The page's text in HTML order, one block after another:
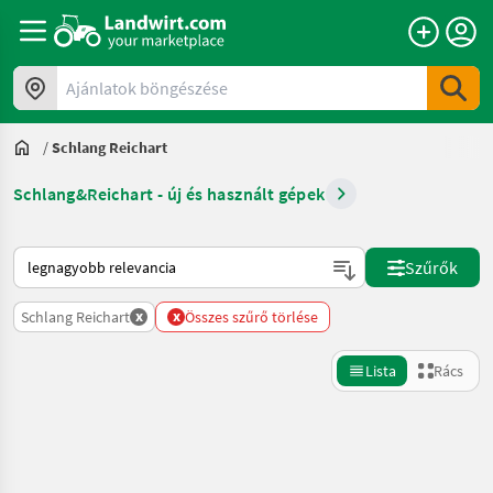
Ajánlatok böngészése
/Schlang Reichart
Schlang&Reichart - új és használt gépek
Így van sorba rendezve a Landwirt.com-on
Szűrők
Schlang Reichart x x Összes szűrő törlése
Lista Rács